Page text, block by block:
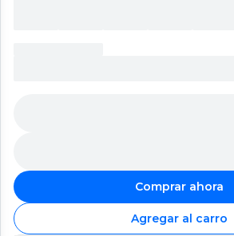
Comprar ahora
Agregar al carro